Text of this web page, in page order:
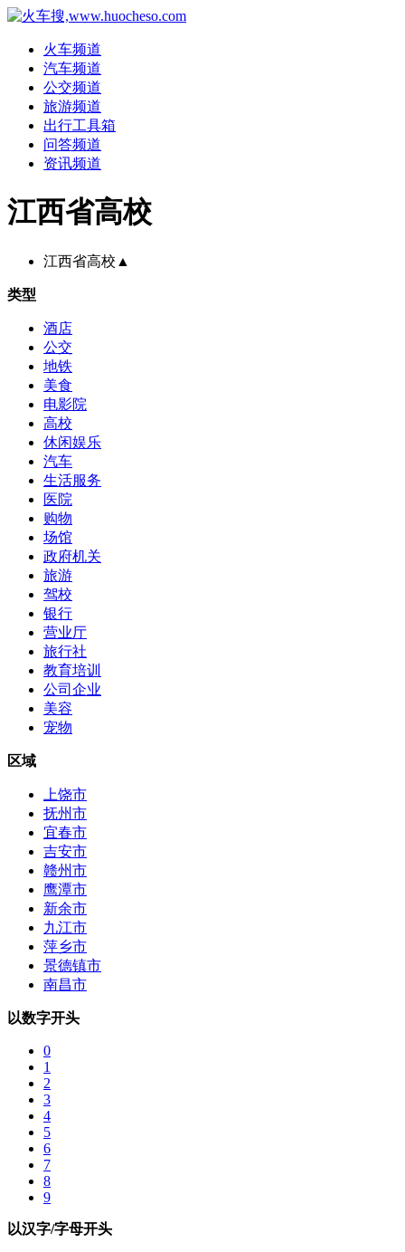
火车频道
汽车频道
公交频道
旅游频道
出行工具箱
问答频道
资讯频道
江西省高校
江西省高校 ▲
类型
酒店
公交
地铁
美食
电影院
高校
休闲娱乐
汽车
生活服务
医院
购物
场馆
政府机关
旅游
驾校
银行
营业厅
旅行社
教育培训
公司企业
美容
宠物
区域
上饶市
抚州市
宜春市
吉安市
赣州市
鹰潭市
新余市
九江市
萍乡市
景德镇市
南昌市
以数字开头
0
1
2
3
4
5
6
7
8
9
以汉字/字母开头